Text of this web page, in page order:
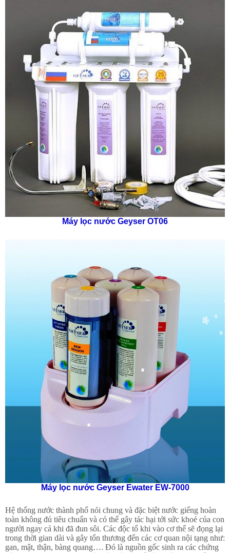
Máy lọc nước Geyser OT06
Máy lọc nước Geyser Ewater EW-7000
Hệ thống nước thành phố nói chung và đặc biệt nước giếng hoàn
toàn không đủ tiêu chuẩn và có thể gây tác hại tới sức khoẻ của con
người ngay cả khi đã đun sôi. Các độc tố khi vào cơ thể sẽ đọng lại
trong thời gian dài và gây tổn thương đến các cơ quan nội tạng như:
gan, mật, thận, bàng quang…. Đó là nguồn gốc sinh ra các chứng